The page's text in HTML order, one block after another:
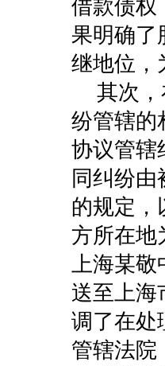
借款债权
果明确了
继地位，
其次
纷管辖的
协议管辖
同纠纷
的规定，
方所在地
上海某敬
送至上海
调了在处
管辖法院